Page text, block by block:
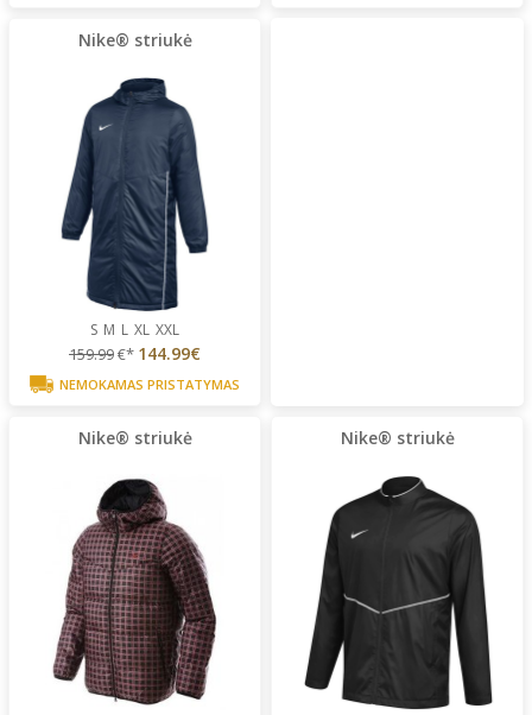
Nike® striukė
S M L XL XXL
159.99€* 144.99€
NEMOKAMAS PRISTATYMAS
Nike® striukė Nike® striukė